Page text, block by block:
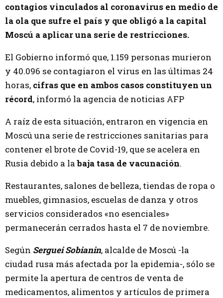
contagios vinculados al coronavirus en medio de
la ola que sufre el país y que obligó a la capital
Moscú a aplicar una serie de restricciones.
El Gobierno informó que, 1.159 personas murieron
y 40.096 se contagiaron el virus en las últimas 24
horas, cifras que en ambos casos constituyen un
récord, informó la agencia de noticias AFP
A raíz de esta situación, entraron en vigencia en
Moscú una serie de restricciones sanitarias para
contener el brote de Covid-19, que se acelera en
Rusia debido a labaja tasa de vacunación.
Restaurantes, salones de belleza, tiendas de ropa o
muebles, gimnasios, escuelas de danza y otros
servicios considerados «no esenciales»
permanecerán cerrados hasta el 7 de noviembre.
Según Serguei Sobianin, alcalde de Moscú -la
ciudad rusa más afectada por la epidemia-, sólo se
permite la apertura de centros de venta de
medicamentos, alimentos y artículos de primera